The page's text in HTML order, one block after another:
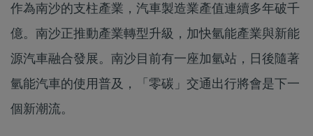
作為南沙的支柱產業，汽車製造業產值連續多年破千
億。南沙正推動產業轉型升級，加快氫能產業與新能
源汽車融合發展。南沙目前有一座加氫站，日後隨著
氫能汽車的使用普及，「零碳」交通出行將會是下一
個新潮流。